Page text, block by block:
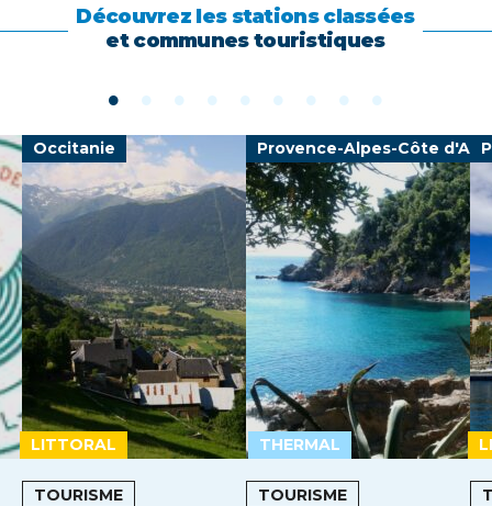
Découvrez les stations classées
et communes touristiques
LITTORAL
Occitanie
THERMAL
TOURISME
Provence-Alpes-Côte
TOURISME